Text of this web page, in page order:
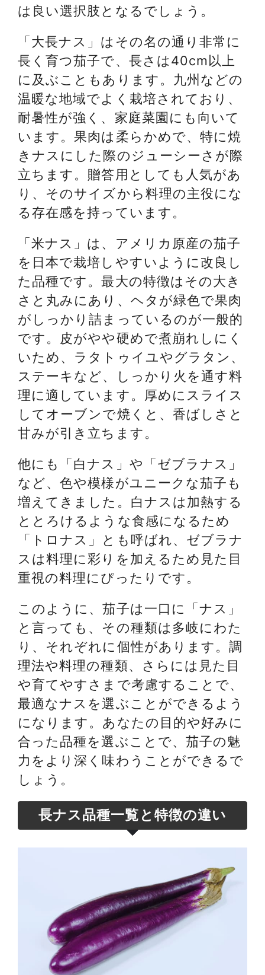
は良い選択肢となるでしょう。
「大長ナス」はその名の通り非常に
長く育つ茄子で、長さは40cm以上
に及ぶこともあります。九州などの
温暖な地域でよく栽培されており、
耐暑性が強く、家庭菜園にも向いて
います。果肉は柔らかめで、特に焼
きナスにした際のジューシーさが際
立ちます。贈答用としても人気があ
り、そのサイズから料理の主役にな
る存在感を持っています。
「米ナス」は、アメリカ原産の茄子
を日本で栽培しやすいように改良し
た品種です。最大の特徴はその大き
さと丸みにあり、ヘタが緑色で果肉
がしっかり詰まっているのが一般的
です。皮がやや硬めで煮崩れしにく
いため、ラタトゥイユやグラタン、
ステーキなど、しっかり火を通す料
理に適しています。厚めにスライス
してオーブンで焼くと、香ばしさと
甘みが引き立ちます。
他にも「白ナス」や「ゼブラナス」
など、色や模様がユニークな茄子も
増えてきました。白ナスは加熱する
ととろけるような食感になるため
「トロナス」とも呼ばれ、ゼブラナ
スは料理に彩りを加えるため見た目
重視の料理にぴったりです。
このように、茄子は一口に「ナス」
と言っても、その種類は多岐にわた
り、それぞれに個性があります。調
理法や料理の種類、さらには見た目
や育てやすさまで考慮することで、
最適なナスを選ぶことができるよう
になります。あなたの目的や好みに
合った品種を選ぶことで、茄子の魅
力をより深く味わうことができるで
しょう。
長ナス品種一覧と特徴の違い